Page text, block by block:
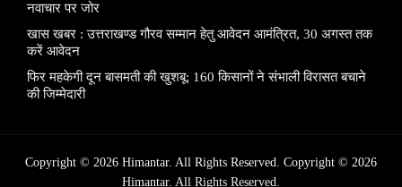
नवाचार पर जोर
खास खबर : उत्तराखण्ड गौरव सम्मान हेतु आवेदन आमंत्रित, 30 अगस्त तक
करें आवेदन
फिर महकेगी दून बासमती की खुशबू: 160 किसानों ने संभाली विरासत बचाने
की जिम्मेदारी
Copyright © 2026 Himantar. All Rights Reserved. Copyright © 2026
Himantar. All Rights Reserved.